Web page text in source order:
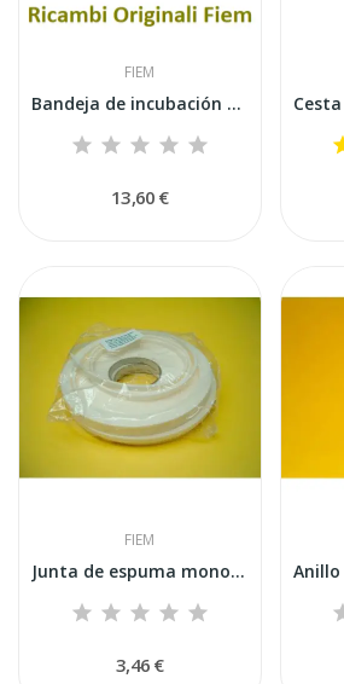
FIEM
Bandeja de incubación de plástico de 30x40 cm...
13,60 €
FIEM
Junta de espuma monofilamento, 3 mm de espesor...
3,46 €